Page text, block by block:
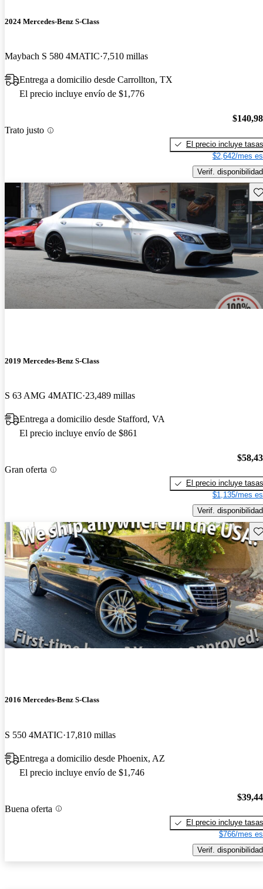
2024 Mercedes-Benz S-Class
Maybach S 580 4MATIC 7,510 millas
Entrega a domicilio desde Carrollton, TX
El precio incluye envío de $1,776
Trato justo
El precio incluye tasas
$2,642/mes
Verif. disponibilidad
2019 Mercedes-Benz S-Class
S 63 AMG 4MATIC 23,489 millas
Entrega a domicilio desde Stafford, VA
El precio incluye envío de $861
Gran oferta
El precio incluye tasas
$1,135/mes
Verif. disponibilidad
2016 Mercedes-Benz S-Class
S 550 4MATIC 17,810 millas
Entrega a domicilio desde Phoenix, AZ
El precio incluye envío de $1,746
Buena oferta
El precio incluye tasas
$766/mes
Verif. disponibilidad